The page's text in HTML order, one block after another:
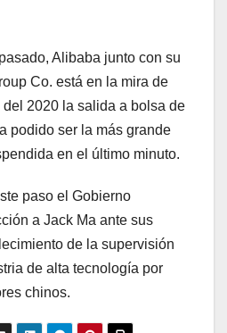
Alibaba junto con su
Co. está en la mira de
2020 la salida a bolsa de
podido ser la más grande
en el último minuto.
paso el Gobierno
a Jack Ma ante sus
de la supervisión
de alta tecnología por
chinos.